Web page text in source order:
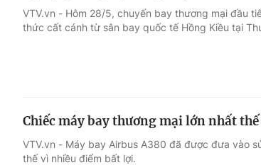
VTV.vn - Hôm 28/5, chuyến bay thương mại đầu
thức cất cánh từ sân bay quốc tế Hồng Kiều tại
Chiếc máy bay thương mại lớn nhất
VTV.vn - Máy bay Airbus A380 đã được đưa vào
thế vì nhiều điểm bất lợi.